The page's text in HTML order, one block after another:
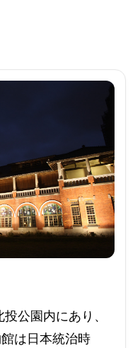
公園内にあり、
は日本統治時